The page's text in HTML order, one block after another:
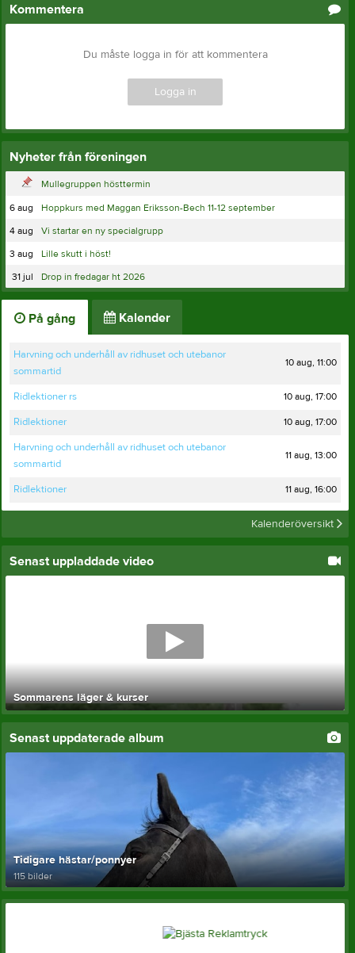
Kommentera
Du måste logga in för att kommentera
Logga in
Nyheter från föreningen
Mullegruppen hösttermin
6 aug
Hoppkurs med Maggan Eriksson-Bech 11-12 september
4 aug
Vi startar en ny specialgrupp
3 aug
Lille skutt i höst!
31 jul
Drop in fredagar ht 2026
På gång Kalender
Harvning och underhåll av ridhuset och utebanor
sommartid
10 aug, 11:00
Ridlektioner rs 10 aug, 17:00
Ridlektioner
10 aug, 17:00
Harvning och underhåll av ridhuset och utebanor
sommartid
11 aug, 13:00
Ridlektioner 11 aug, 16:00
Kalenderöversikt
Senast uppladdade video
Sommarens läger & kurser
Senast uppdaterade album
Tidigare hästar/ponnyer
115 bilder